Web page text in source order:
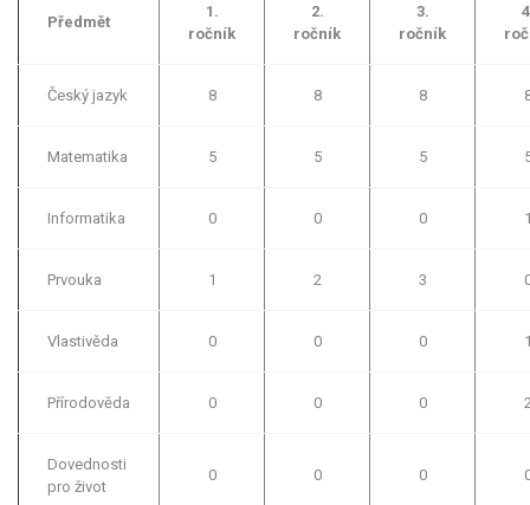
Předmět
1.
ročník
2.
ročník
3.
ročník
Český jazyk 8 8 8
Matematika 5 5 5
Informatika 0 0 0
Prvouka 1 2 3
Vlastivěda 0 0 0
Přírodověda 0 0 0
Dovednosti
pro život
0 0 0